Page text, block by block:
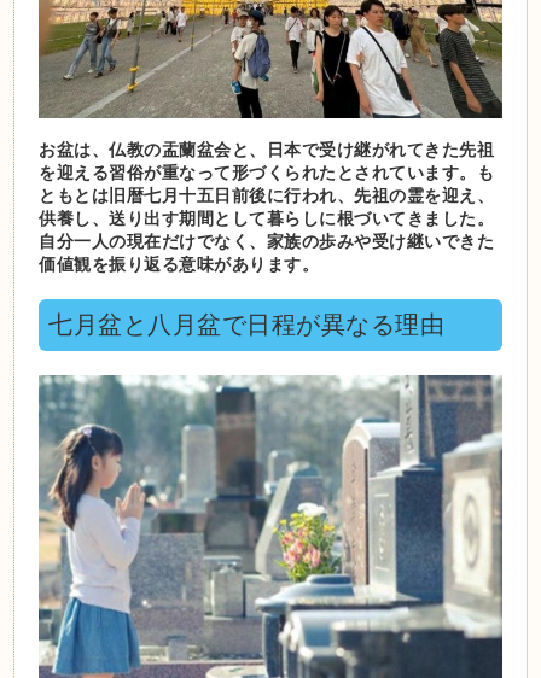
お盆は、仏教の盂蘭盆会と、日本で受け継がれてきた先祖
を迎える習俗が重なって形づくられたとされています。も
ともとは旧暦七月十五日前後に行われ、先祖の霊を迎え、
供養し、送り出す期間として暮らしに根づいてきました。
自分一人の現在だけでなく、家族の歩みや受け継いできた
価値観を振り返る意味があります。
七月盆と八月盆で日程が異なる理由